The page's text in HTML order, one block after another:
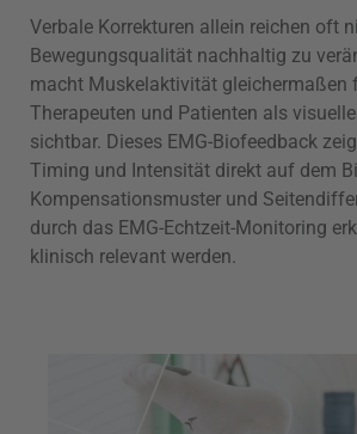
Verbale Korrekturen allein reichen oft
Bewegungsqualität nachhaltig zu
macht Muskelaktivität gleichermaßen
Therapeuten und Patienten als
sichtbar. Dieses EMG-Biofeedback
Timing und Intensität direkt auf dem
Kompensationsmuster und
durch das EMG-Echtzeit-Monitoring
klinisch relevant werden.